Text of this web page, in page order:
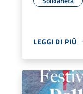
LEGGI DI PIÙ